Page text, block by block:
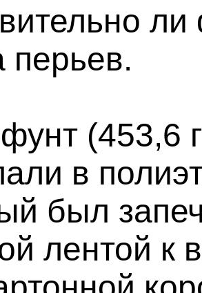
перьев.
(453,6
в
был
лентой к